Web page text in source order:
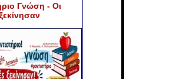
Γνώση - Οι